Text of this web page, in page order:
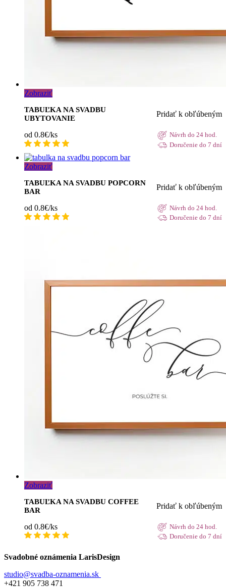
Zobraziť
TABUĽKA NA SVADBU
UBYTOVANIE
Pridať k obľúbeným
od 0.8€/ks
Návrh do 24 hod.
Doručenie do 7 dní
Zobraziť
TABUĽKA NA SVADBU POPCORN
BAR
Pridať k obľúbeným
od 0.8€/ks
Návrh do 24 hod.
Doručenie do 7 dní
Zobraziť
TABUĽKA NA SVADBU COFFEE
BAR
Pridať k obľúbeným
od 0.8€/ks
Návrh do 24 hod.
Doručenie do 7 dní
Svadobné oznámenia LarisDesign
studio@svadba-oznamenia.sk
+421 905 738 471